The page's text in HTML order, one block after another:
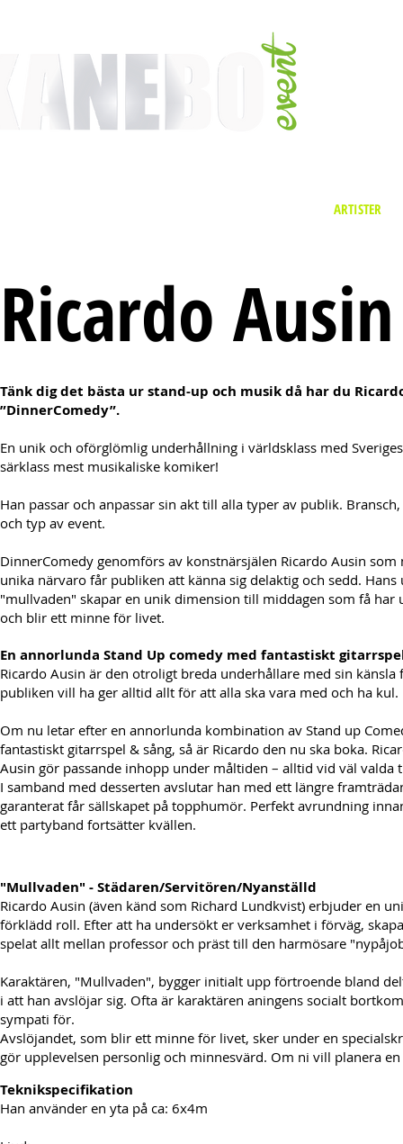
ARTISTER
Ricardo
Tänk dig det bästa ur stand-up och musik då har du
”DinnerComedy”.
En unik och oförglömlig underhållning i världsklass med
särklass mest musikaliske komiker!
Han passar och anpassar sin akt till alla typer av publik.
och typ av event.
DinnerComedy genomförs av konstnärsjälen Ricardo Ausin som
unika närvaro får publiken att känna sig delaktig och sedd. Hans
"mullvaden" skapar en unik dimension till middagen som få har
och blir ett minne för livet.
En annorlunda Stand Up comedy med fantastiskt
Ricardo Ausin är den otroligt breda underhållare med sin känsla
publiken vill ha ger alltid allt för att alla ska vara med och ha kul.
Om nu letar efter en annorlunda kombination av Stand up
fantastiskt gitarrspel & sång, så är Ricardo den nu ska boka.
Ausin gör passande inhopp under måltiden – alltid vid väl valda
I samband med desserten avslutar han med ett längre
garanterat får sällskapet på topphumör. Perfekt avrundning
ett partyband fortsätter kvällen.
"Mullvaden" - Städaren/Servitören/Nyanställd
Ricardo Ausin (även känd som Richard Lundkvist) erbjuder en
förklädd roll. Efter att ha undersökt er verksamhet i förväg,
spelat allt mellan professor och präst till den harmösare
Karaktären, "Mullvaden", bygger initialt upp förtroende bland
i att han avslöjar sig. Ofta är karaktären aningens socialt
sympati för.
Avslöjandet, som blir ett minne för livet, sker under en
gör upplevelsen personlig och minnesvärd. Om ni vill planera
Teknikspecifikation
Han använder en yta på ca: 6x4m